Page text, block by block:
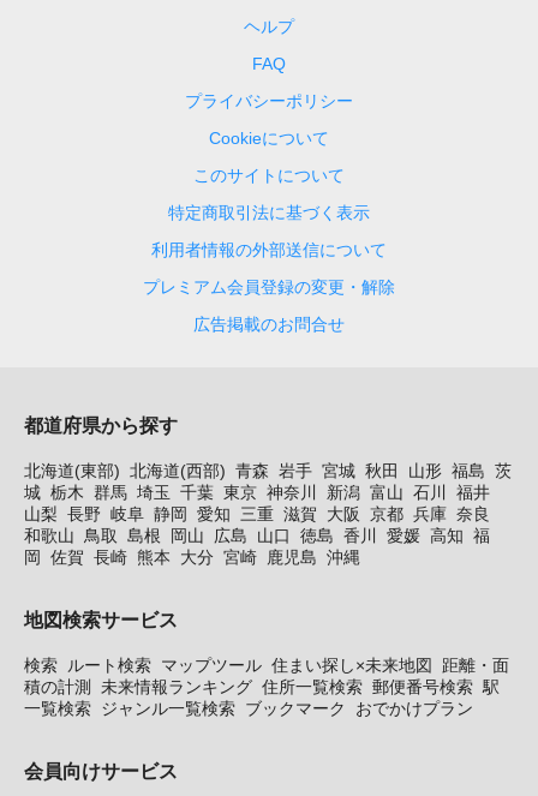
ヘルプ
FAQ
プライバシーポリシー
Cookieについて
このサイトについて
特定商取引法に基づく表示
利用者情報の外部送信について
プレミアム会員登録の変更・解除
広告掲載のお問合せ
都道府県から探す
北海道(東部) 北海道(西部) 青森 岩手 宮城 秋田 山形 福島 茨
城 栃木 群馬 埼玉 千葉 東京 神奈川 新潟 富山 石川
福井
山梨 長野 岐阜 静岡 愛知 三重 滋賀 大阪 京都 兵庫 奈良
和歌山
鳥取 島根 岡山 広島 山口 徳島 香川 愛媛 高知 福
岡
佐賀 長崎 熊本 大分 宮崎 鹿児島 沖縄
地図検索サービス
検索 ルート検索 マップツール 住まい探し×未来地図
距離・面
積の計測 未来情報ランキング 住所一覧検索 郵便番号検索 駅
一覧検索 ジャンル一覧検索 ブックマーク おでかけプラン
会員向けサービス